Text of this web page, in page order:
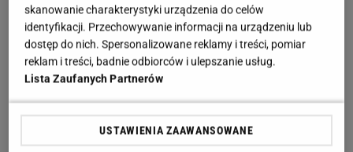
Umiesz się zachować? Sprawdź to w quizie z
zasad savoir vivre!
Te kultowe teksty zapisały się w pamięci
wszystkich Polaków. Znasz je?
skanowanie charakterystyki urządzenia do celów
identyfikacji. Przechowywanie informacji na urządzeniu lub
dostęp do nich. Spersonalizowane reklamy i treści, pomiar
reklam i treści, badnie odbiorców i ulepszanie usług.
Lista Zaufanych Partnerów
USTAWIENIA ZAAWANSOWANE